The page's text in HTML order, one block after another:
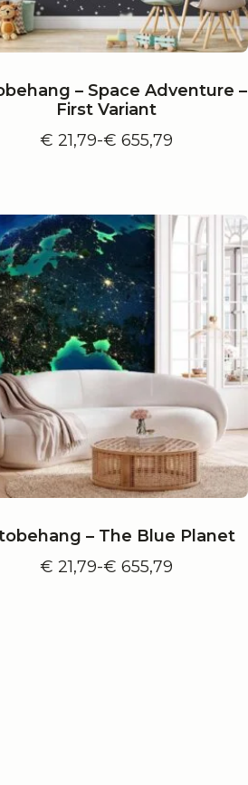
– Space Adventure –
First Variant
€ 21,79-€ 655,79
Prijsklasse:
– The Blue Planet
€ 21,79-€ 655,79
Prijsklasse: